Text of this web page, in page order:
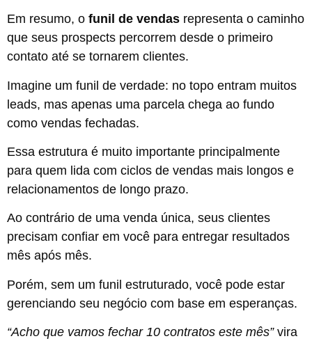
Em resumo, o funil de vendas representa o caminho
que seus prospects percorrem desde o primeiro
contato até se tornarem clientes.
Imagine um funil de verdade: no topo entram muitos
leads, mas apenas uma parcela chega ao fundo
como vendas fechadas.
Essa estrutura é muito importante principalmente
para quem lida com ciclos de vendas mais longos e
relacionamentos de longo prazo.
Ao contrário de uma venda única, seus clientes
precisam confiar em você para entregar resultados
mês após mês.
Porém, sem um funil estruturado, você pode estar
gerenciando seu negócio com base em esperanças.
“Acho que vamos fechar 10 contratos este mês”vira